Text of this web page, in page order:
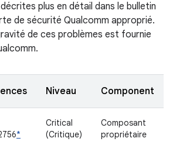
plus en détail dans le bulletin
de sécurité Qualcomm approprié.
de ces problèmes est fournie
Niveau Component
*
Critical
(Critique)
Composant
propriétaire